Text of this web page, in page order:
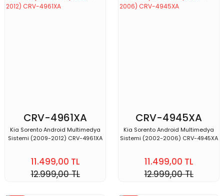
CRV-4961XA
Kia Sorento Android Multimedya
Sistemi (2009-2012) CRV-4961XA
11.499,00 TL
12.999,00 TL
CRV-4945XA
Kia Sorento Android Multimedya
Sistemi (2002-2006) CRV-4945XA
11.499,00 TL
12.999,00 TL